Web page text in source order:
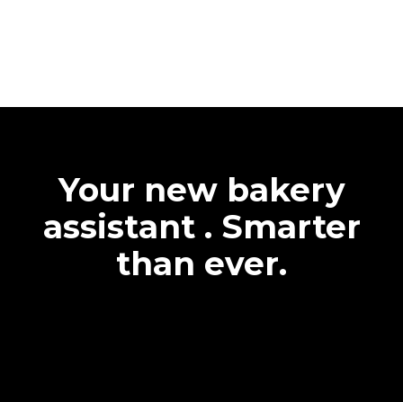
Your new bakery
assistant . Smarter
than ever.